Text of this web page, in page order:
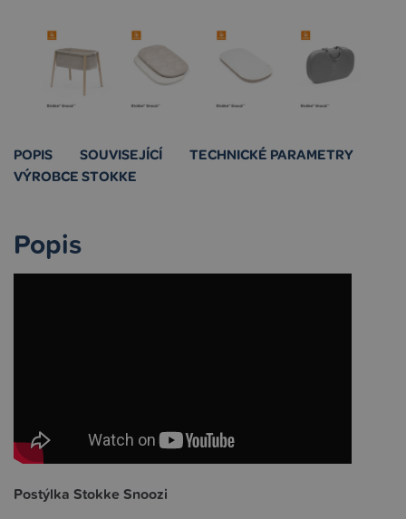
POPIS SOUVISEJÍCÍ
TECHNICKÉ PARAMETRY
VÝROBCE STOKKE
Popis
Postýlka Stokke Snoozi